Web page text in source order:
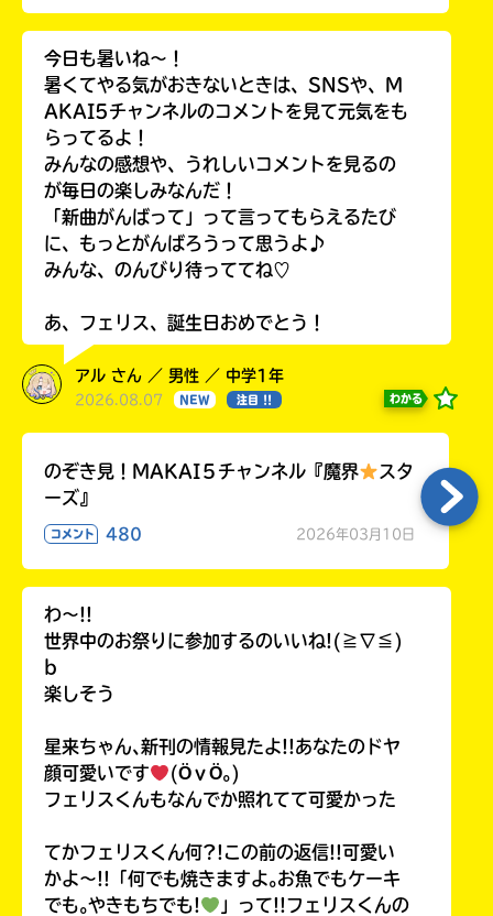
今日も暑いね〜！
暑くてやる気がおきないときは、SNSや、M
AKAI5チャンネルのコメントを見て元気をも
らってるよ！
みんなの感想や、うれしいコメントを見るの
が毎日の楽しみなんだ！
「新曲がんばって」って言ってもらえるたび
に、もっとがんばろうって思うよ♪
みんな、のんびり待っててね♡
あ、フェリス、誕生日おめでとう！
アル さん ／ 男性 ／ 中学1年
2026.08.07 NEW 注目 !! わかる
のぞき見！MAKAI５チャンネル『魔界
スタ
ーズ』
コメント 480 2026年03月10日
わ〜!!
世界中のお祭りに参加するのいいね!(≧∇≦)
b
楽しそう
星来ちゃん､新刊の情報見たよ!!あなたのドヤ
顔可愛いです
(ӦｖӦ｡)
フェリスくんもなんでか照れてて可愛かった
てかフェリスくん何?!この前の返信!!可愛い
かよ〜!!「何でも焼きますよ｡お魚でもケーキ
でも｡やきもちでも!
」って!!フェリスくんの